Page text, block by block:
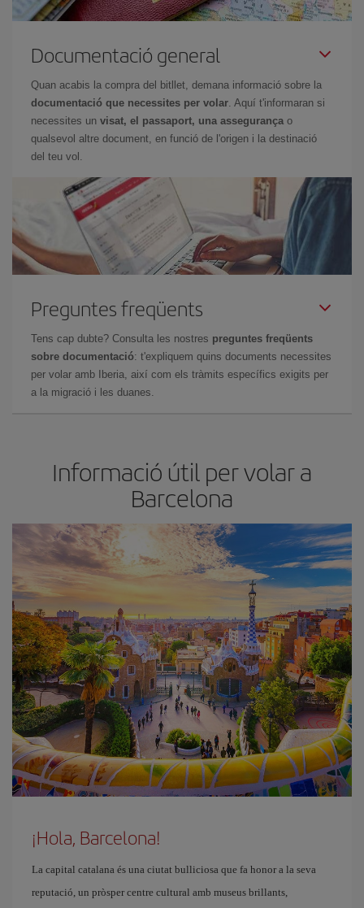
Documentació general
Quan acabis la compra del bitllet, demana informació sobre la
documentació que necessites per volar. Aquí t'informaran si
necessites un visat, el passaport, una assegurança o
qualsevol altre document, en funció de l'origen i la destinació
del teu vol.
Preguntes freqüents
Tens cap dubte? Consulta les nostres preguntes freqüents
sobre documentació: t'expliquem quins documents necessites
per volar amb Iberia, així com els tràmits específics exigits per
a la migració i les duanes.
Informació útil per volar a
Barcelona
¡Hola, Barcelona!
La capital catalana és una ciutat bulliciosa que fa honor a la seva
reputació, un pròsper centre cultural amb museus brillants,